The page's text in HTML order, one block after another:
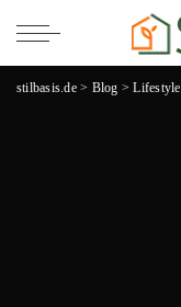
stilbasis.de> Blog >Lifestyle